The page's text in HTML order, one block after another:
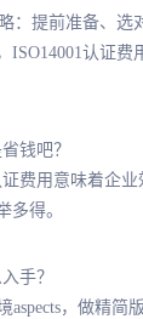
：提前准备、
认证费
钱吧？
费用意味着企
多得。
手？
，做精简